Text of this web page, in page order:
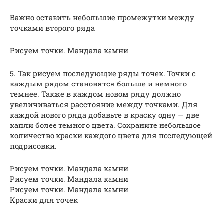
Важно оставить небольшие промежутки между
точками второго ряда
Рисуем точки. Мандала камни
5. Так рисуем последующие ряды точек. Точки с
каждым рядом становятся больше и немного
темнее. Также в каждом новом ряду должно
увеличиваться расстояние между точками. Для
каждой нового ряда добавьте в краску одну — две
капли более темного цвета. Сохраните небольшое
количество краски каждого цвета для последующей
подрисовки.
Рисуем точки. Мандала камни
Рисуем точки. Мандала камни
Рисуем точки. Мандала камни
Краски для точек